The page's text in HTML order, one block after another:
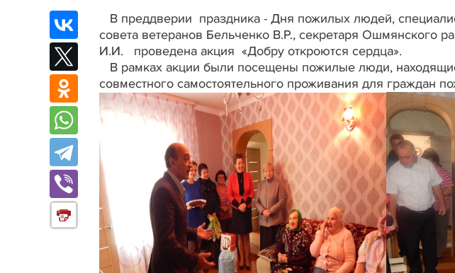
В преддверии праздника - Дня пожилых людей,
совета ветеранов Бельченко В.Р., секретаря
И.И. проведена акция «Добру откроются сердца».
В рамках акции были посещены пожилые люди,
совместного самостоятельного проживания для граждан